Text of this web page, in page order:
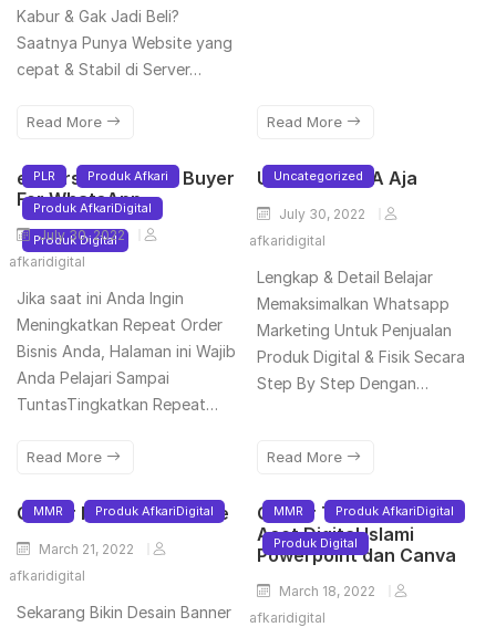
Kabur & Gak Jadi Beli?
Saatnya Punya Website yang
cepat & Stabil di Server…
Read More Read More
PLR Produk Afkari
Produk AfkariDigital
Produk Digital
eCourse Follow Up Buyer
For WhatsApp
July 30, 2022
afkaridigital
Jika saat ini Anda Ingin
Meningkatkan Repeat Order
Bisnis Anda, Halaman ini Wajib
Anda Pelajari Sampai
TuntasTingkatkan Repeat…
Read More
Uncategorized
Udah Pake WA Aja
July 30, 2022
afkaridigital
Lengkap & Detail Belajar
Memaksimalkan Whatsapp
Marketing Untuk Penjualan
Produk Digital & Fisik Secara
Step By Step Dengan…
Read More
MMR Produk AfkariDigital
Qomar Islamic Template
March 21, 2022
afkaridigital
Sekarang Bikin Desain Banner
MMR Produk AfkariDigital
Produk Digital
Qomar Template dan
Aset Digital Islami
Powerpoint dan Canva
March 18, 2022
afkaridigital